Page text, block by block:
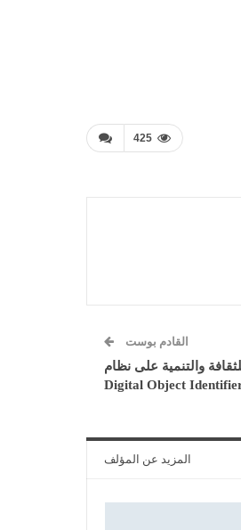
425
القادم بوست
والتنمية على نظام
المزيد عن المؤلف